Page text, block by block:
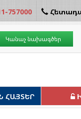
757000
Կանաչ նախագծեր
ՀԱՅՏԵՐ